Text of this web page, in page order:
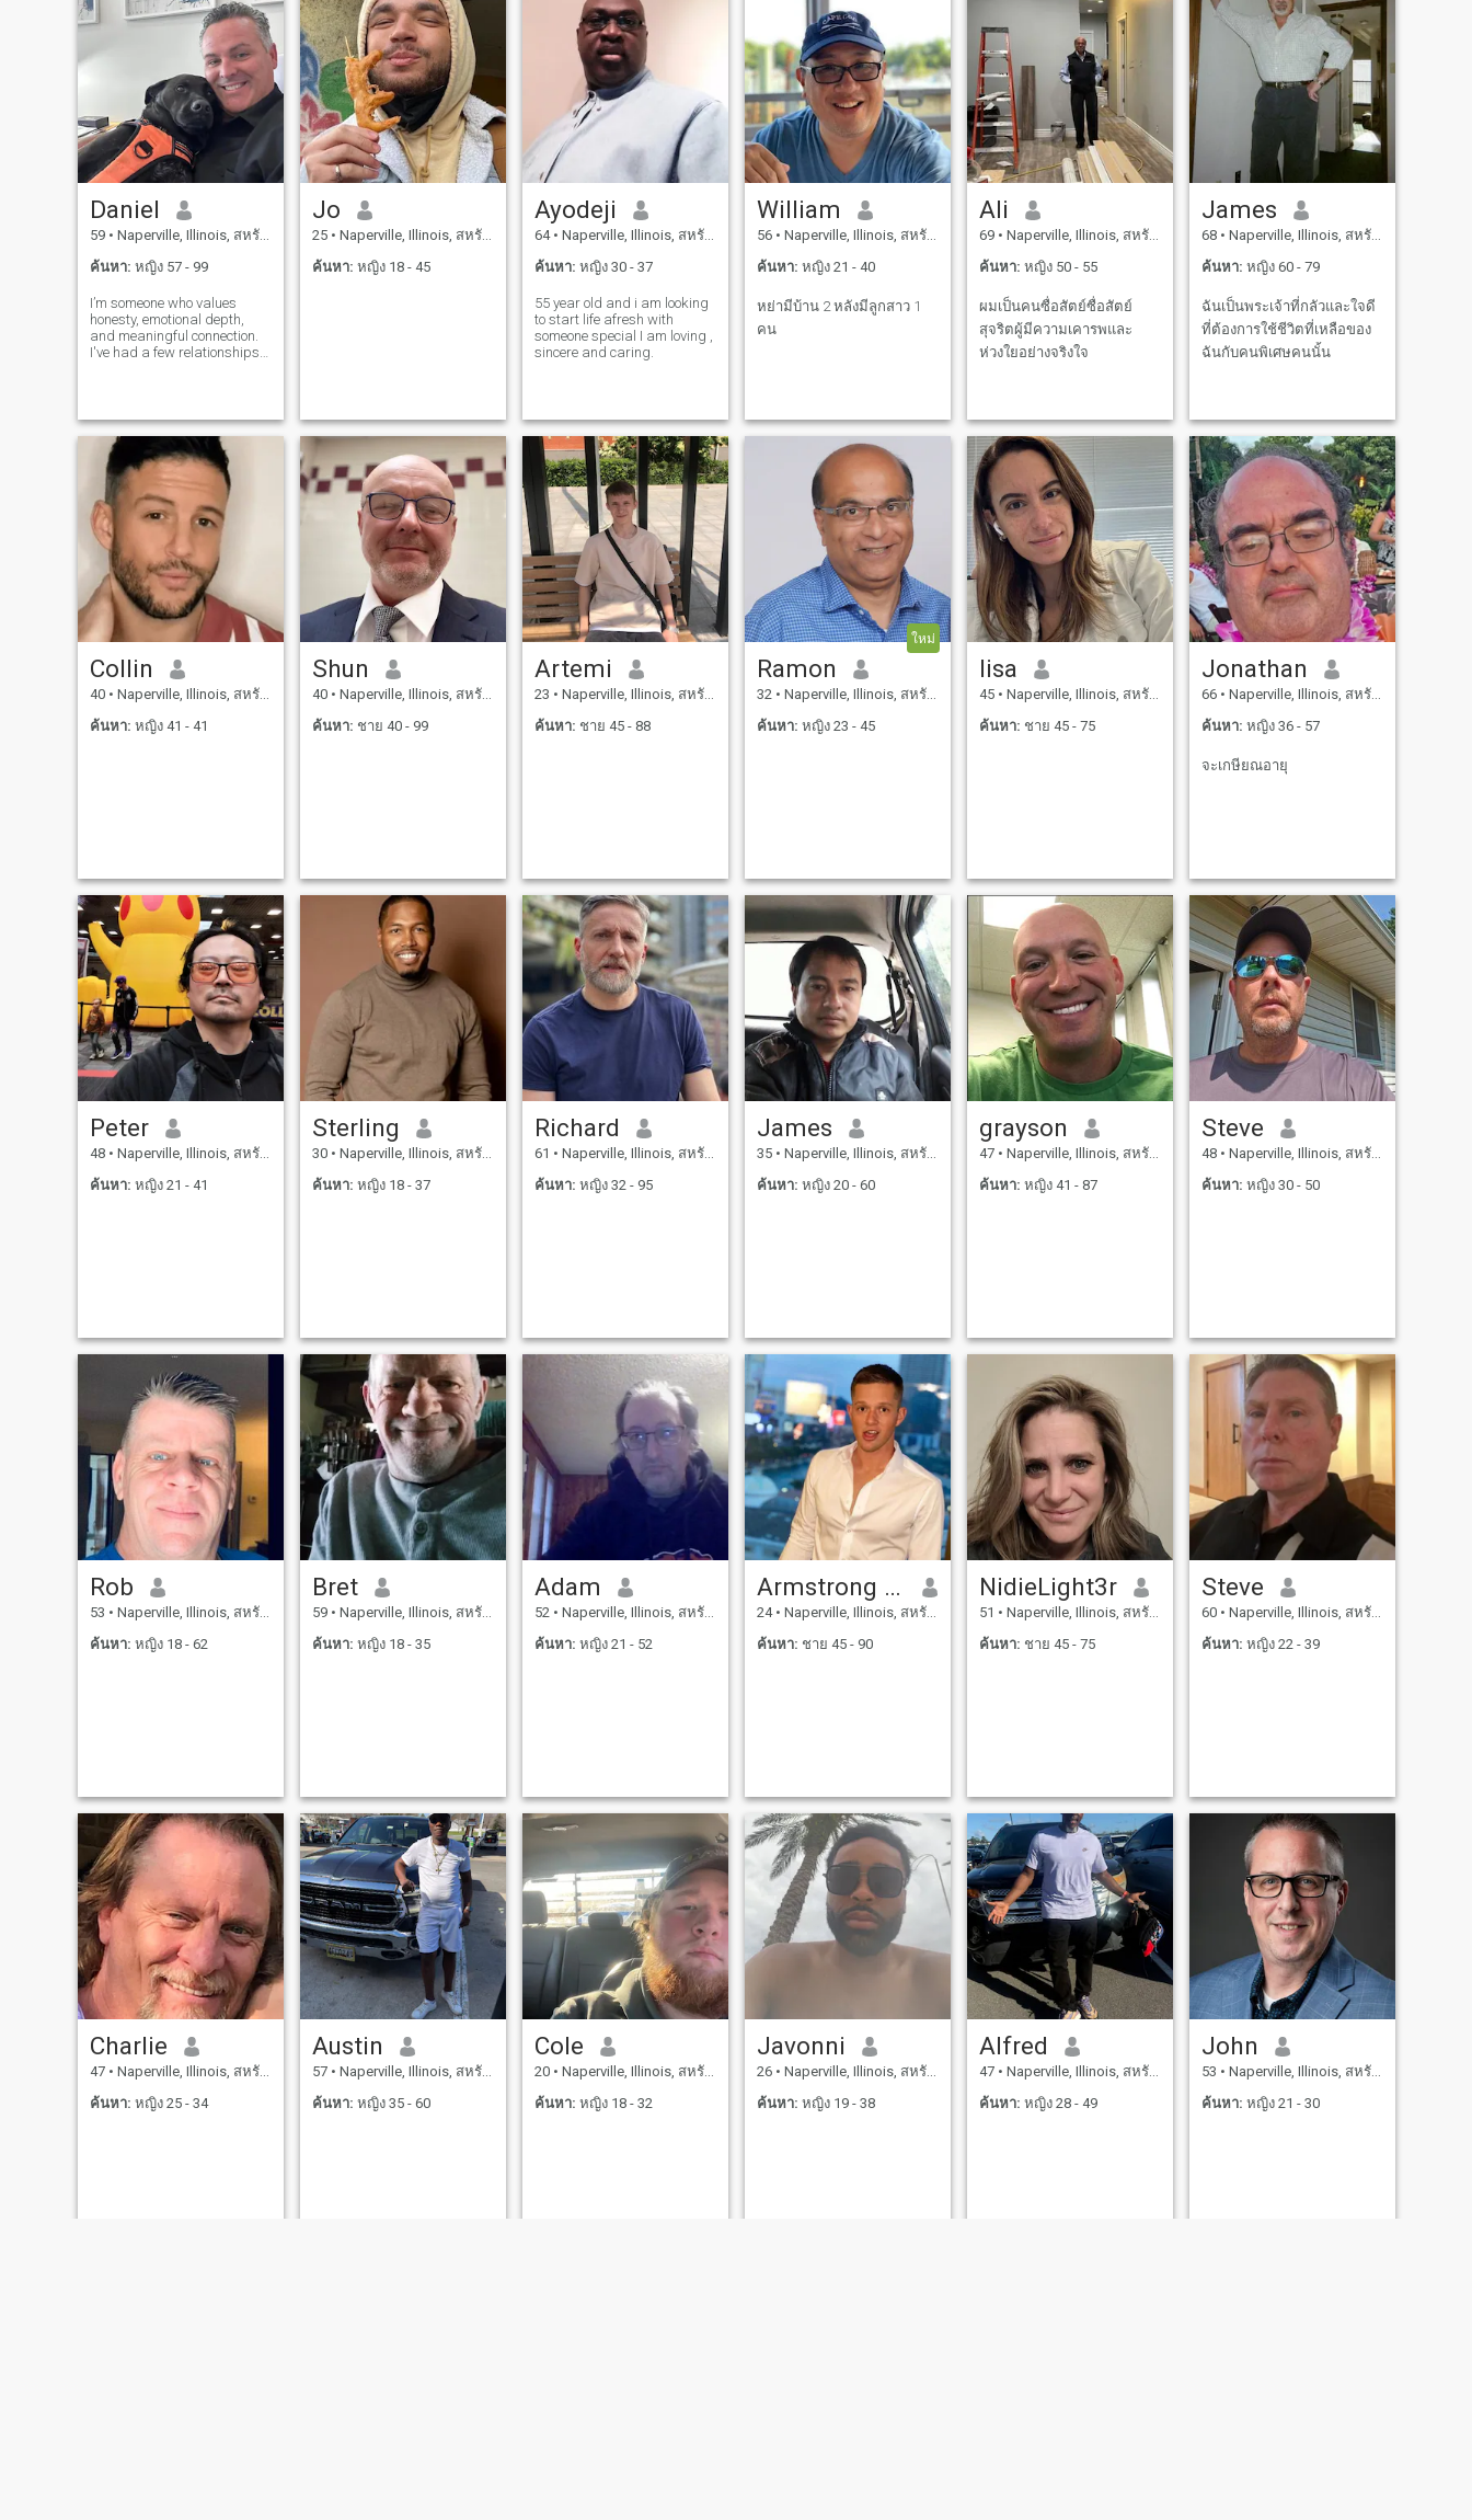
Daniel
59 • Naperville, Illinois, สหรัฐอเมริกา
ค้นหา: หญิง 57 - 99
I’m someone who values
honesty, emotional depth,
and meaningful connection.
I've had a few relationships
being in situations where I
gave more than I received,
felt un
Jo
25 • Naperville, Illinois, สหรัฐอเมริกา
ค้นหา: หญิง 18 - 45
Ayodeji
64 • Naperville, Illinois, สหรัฐอเมริกา
ค้นหา: หญิง 30 - 37
55 year old and i am looking
to start life afresh with
someone special I am loving ,
sincere and caring.
William
56 • Naperville, Illinois, สหรัฐอเมริกา
ค้นหา: หญิง 21 - 40
หย่ามีบ้าน 2 หลังมีลูกสาว 1
คน
Ali
69 • Naperville, Illinois, สหรัฐอเมริกา
ค้นหา: หญิง 50 - 55
ผมเป็นคนซื่อสัตย์ซื่อสัตย์
สุจริตผู้มีความเคารพและ
ห่วงใยอย่างจริงใจ
James
68 • Naperville, Illinois, สหรัฐอเมริกา
ค้นหา: หญิง 60 - 79
ฉันเป็นพระเจ้าที่กลัวและใจดี
ที่ต้องการใช้ชีวิตที่เหลือของ
ฉันกับคนพิเศษคนนั้น
Collin
40 • Naperville, Illinois, สหรัฐอเมริกา
ค้นหา: หญิง 41 - 41
Shun
40 • Naperville, Illinois, สหรัฐอเมริกา
ค้นหา: ชาย 40 - 99
Artemi
23 • Naperville, Illinois, สหรัฐอเมริกา
ค้นหา: ชาย 45 - 88
ใหม่
Ramon
32 • Naperville, Illinois, สหรัฐอเมริกา
ค้นหา: หญิง 23 - 45
lisa
45 • Naperville, Illinois, สหรัฐอเมริกา
ค้นหา: ชาย 45 - 75
Jonathan
66 • Naperville, Illinois, สหรัฐอเมริกา
ค้นหา: หญิง 36 - 57
จะเกษียณอายุ
Peter
48 • Naperville, Illinois, สหรัฐอเมริกา
ค้นหา: หญิง 21 - 41
Sterling
30 • Naperville, Illinois, สหรัฐอเมริกา
ค้นหา: หญิง 18 - 37
Richard
61 • Naperville, Illinois, สหรัฐอเมริกา
ค้นหา: หญิง 32 - 95
James
35 • Naperville, Illinois, สหรัฐอเมริกา
ค้นหา: หญิง 20 - 60
grayson
47 • Naperville, Illinois, สหรัฐอเมริกา
ค้นหา: หญิง 41 - 87
Steve
48 • Naperville, Illinois, สหรัฐอเมริกา
ค้นหา: หญิง 30 - 50
Rob
53 • Naperville, Illinois, สหรัฐอเมริกา
ค้นหา: หญิง 18 - 62
Bret
59 • Naperville, Illinois, สหรัฐอเมริกา
ค้นหา: หญิง 18 - 35
Adam
52 • Naperville, Illinois, สหรัฐอเมริกา
ค้นหา: หญิง 21 - 52
Armstrong zack
24 • Naperville, Illinois, สหรัฐอเมริกา
ค้นหา: ชาย 45 - 90
NidieLight3r
51 • Naperville, Illinois, สหรัฐอเมริกา
ค้นหา: ชาย 45 - 75
Steve
60 • Naperville, Illinois, สหรัฐอเมริกา
ค้นหา: หญิง 22 - 39
Charlie
47 • Naperville, Illinois, สหรัฐอเมริกา
ค้นหา: หญิง 25 - 34
Austin
57 • Naperville, Illinois, สหรัฐอเมริกา
ค้นหา: หญิง 35 - 60
Cole
20 • Naperville, Illinois, สหรัฐอเมริกา
ค้นหา: หญิง 18 - 32
Javonni
26 • Naperville, Illinois, สหรัฐอเมริกา
ค้นหา: หญิง 19 - 38
Alfred
47 • Naperville, Illinois, สหรัฐอเมริกา
ค้นหา: หญิง 28 - 49
John
53 • Naperville, Illinois, สหรัฐอเมริกา
ค้นหา: หญิง 21 - 30